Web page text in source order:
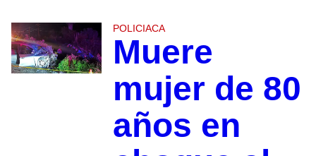
POLICIACA
Muere
mujer de 80
años en